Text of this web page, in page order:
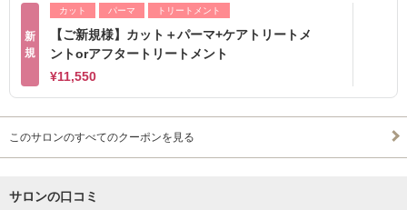
新
規
カット パーマ トリートメント
【ご新規様】カット＋パーマ+ケアトリートメ
ントorアフタートリートメント
¥11,550
このサロンのすべてのクーポンを見る
サロンの口コミ